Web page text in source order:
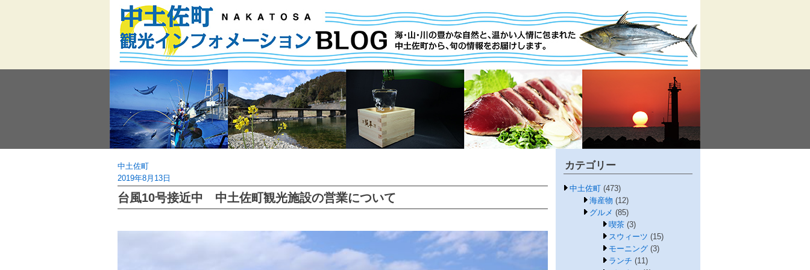
中土佐町
2019年8月13日
台風10号接近中 中土佐町観光施設の営業について
カテゴリー
中土佐町 (473)
海産物 (12)
グルメ (85)
喫茶 (3)
スウィーツ (15)
モーニング (3)
ランチ (11)